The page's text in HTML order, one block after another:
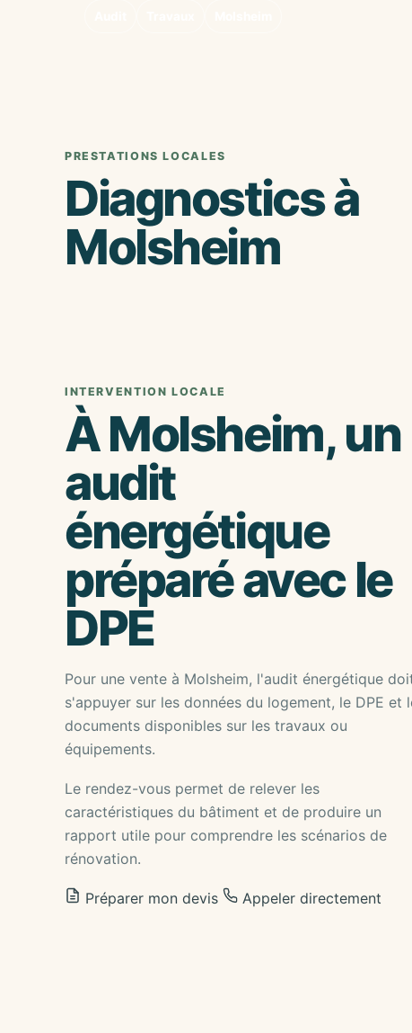
PRESTATIONS LOCALES
Diagnostics à
Molsheim
INTERVENTION LOCALE
À Molsheim, un
audit
énergétique
préparé avec le
DPE
Pour une vente à Molsheim, l'audit énergétique
s'appuyer sur les données du logement, le DPE et
documents disponibles sur les travaux ou
équipements.
Le rendez-vous permet de relever les
caractéristiques du bâtiment et de produire un
rapport utile pour comprendre les scénarios de
rénovation.
Préparer mon devis Appeler directement